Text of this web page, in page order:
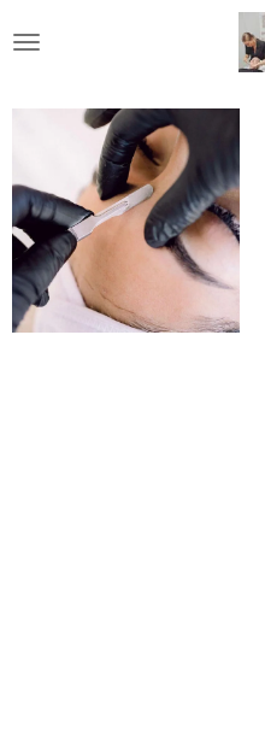
to
content